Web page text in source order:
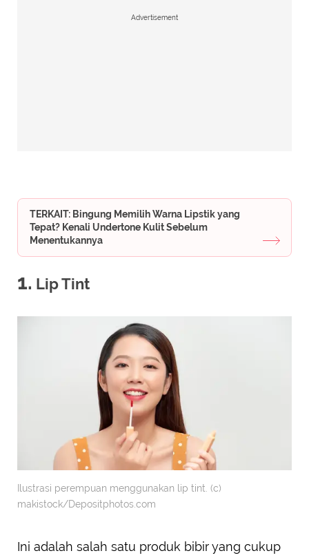
Advertisement
TERKAIT: Bingung Memilih Warna Lipstik yang
Tepat? Kenali Undertone Kulit Sebelum
Menentukannya
1. Lip Tint
Ilustrasi perempuan menggunakan lip tint. (c)
makistock/Depositphotos.com
Ini adalah salah satu produk bibir yang cukup